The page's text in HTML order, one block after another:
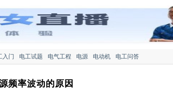
入门 电工试题 电气工程 电源 电动机
电工问答
频率波动的原因